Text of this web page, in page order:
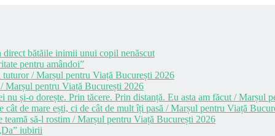
bătăile inimii unui copil nenăscut
pentru amândoi”
/ Marșul pentru Viață București 2026
Marșul pentru Viață București 2026
și-o dorește. Prin tăcere. Prin distanță. Eu asta am făcut / Marșul
de mare ești, ci de cât de mult îți pasă / Marșul pentru Viață
să-l rostim / Marșul pentru Viață București 2026
iubirii